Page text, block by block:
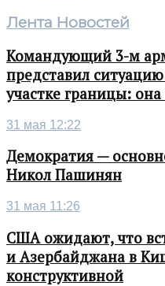
Лента Новостей
Командующий 3-м
представил
участке границы:
31 мая 12:22
Демократия —
Никол Пашинян
31 мая 11:26
США ожидают, что
и Азербайджана в
конструктивной